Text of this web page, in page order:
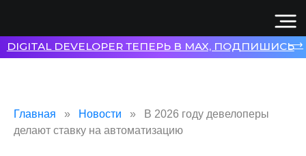
Главная Новости
В 2026 году девелоперы
делают ставку на автоматизацию